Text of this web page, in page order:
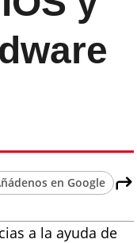
en Google
a la ayuda de